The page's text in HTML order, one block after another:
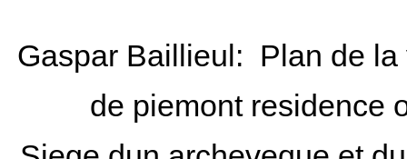
Gaspar Baillieul: Plan de
de piemont residence